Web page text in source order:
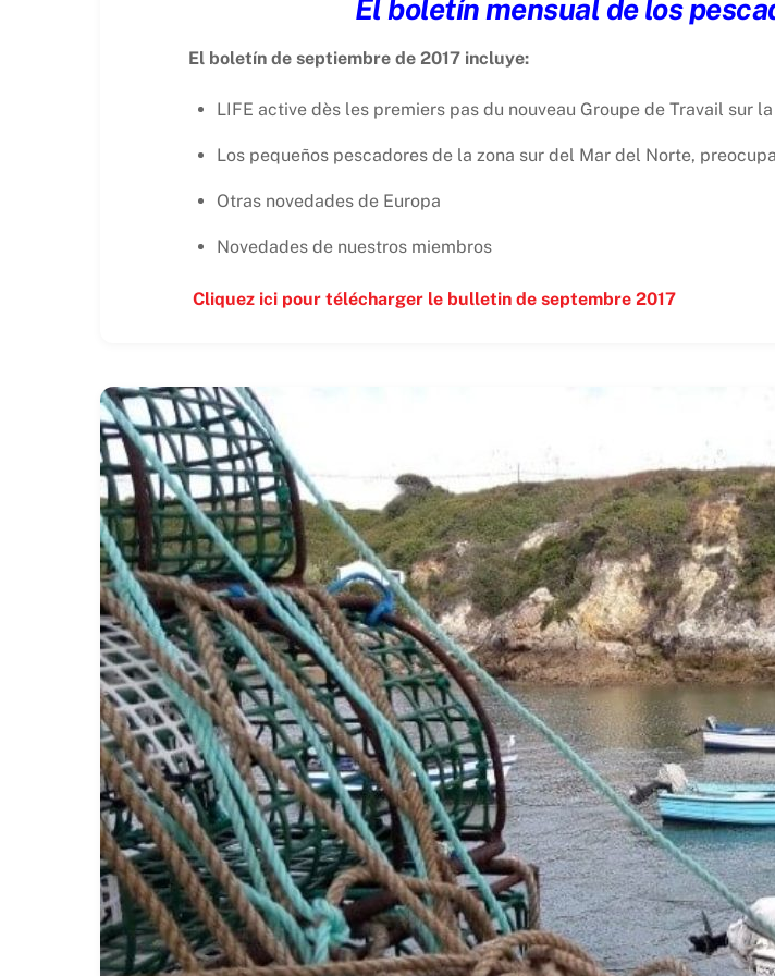
El boletín mensual de los
El boletín de septiembre de 2017 incluye:
LIFE active dès les premiers pas du nouveau Groupe de Travail sur
Los pequeños pescadores de la zona sur del Mar del Norte,
Otras novedades de Europa
Novedades de nuestros miembros
Cliquez ici pour télécharger le bulletin de septembre 2017